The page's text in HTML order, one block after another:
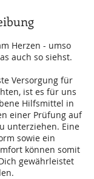
Herzen - umso
auch so siehst.
Versorgung für
ist es für uns
Hilfsmittel in
einer Prüfung auf
unterziehen. Eine
sowie ein
können somit
gewährleistet